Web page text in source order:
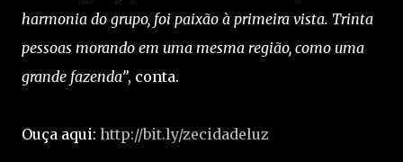
harmonia do grupo, foi paixão à primeira vista. Trinta
pessoas morando em uma mesma região, como uma
grande fazenda”, conta.
Ouça aqui: http://bit.ly/zecidadeluz